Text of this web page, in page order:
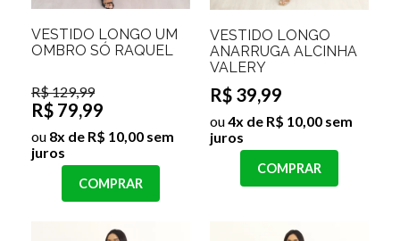
VESTIDO LONGO UM
OMBRO SÓ RAQUEL
R$ 129,99
R$ 79,99
ou 8x de R$ 10,00 sem
juros
COMPRAR
VESTIDO LONGO
ANARRUGA ALCINHA
VALERY
R$ 39,99
ou4x de R$ 10,00 sem
juros
COMPRAR